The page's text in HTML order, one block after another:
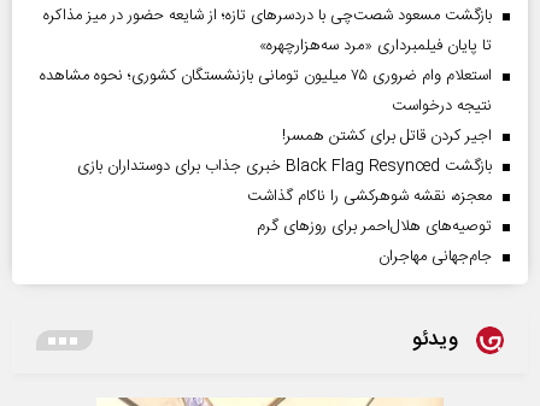
بازگشت مسعود شصت‌چی با دردسر‌های تازه؛ از شایعه حضور در میز مذاکره
تا پایان فیلمبرداری «مرد سه‌هزارچهره»
استعلام وام ضروری ۷۵ میلیون تومانی بازنشستگان کشوری؛ نحوه مشاهده
نتیجه درخواست
اجیر کردن قاتل برای کشتن همسر!
بازگشت Black Flag Resynced خبری جذاب برای دوستداران بازی
معجزه، نقشه شوهرکشی را ناکام گذاشت
توصیه‌های هلال‌احمر برای روز‌های گرم
جام‌جهانی مهاجران
ویدئو